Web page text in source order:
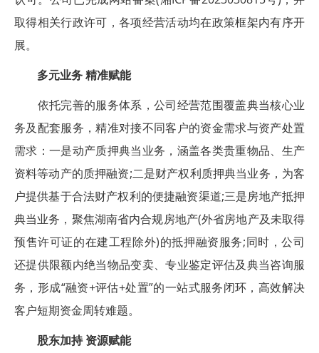
取得相关行政许可，各项经营活动均在政策框架内有序开
展。
多元业务 精准赋能
依托完善的服务体系，公司经营范围覆盖典当核心业
务及配套服务，精准对接不同客户的资金需求与资产处置
需求：一是动产质押典当业务，涵盖各类贵重物品、生产
资料等动产的质押融资;二是财产权利质押典当业务，为客
户提供基于合法财产权利的便捷融资渠道;三是房地产抵押
典当业务，聚焦湖南省内合规房地产(外省房地产及未取得
预售许可证的在建工程除外)的抵押融资服务;同时，公司
还提供限额内绝当物品变卖、专业鉴定评估及典当咨询服
务，形成“融资+评估+处置”的一站式服务闭环，高效解决
客户短期资金周转难题。
股东加持 资源赋能